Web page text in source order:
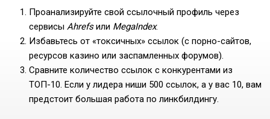
Проанализируйте свой ссылочный профиль через
сервисы Ahrefsили MegaIndex.
Избавьтесь от «токсичных» ссылок (с порно-сайтов,
ресурсов казино или заспамленных форумов).
Сравните количество ссылок с конкурентами из
ТОП-10. Если у лидера ниши 500 ссылок, а у вас 10, вам
предстоит большая работа по линкбилдингу.